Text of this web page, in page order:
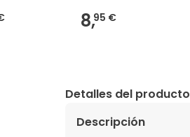
8,95 €
Detalles del producto
Descripción